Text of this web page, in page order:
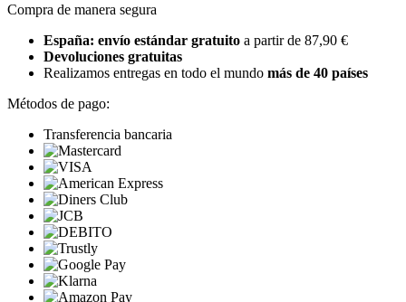
Compra de manera segura
España: envío estándar gratuito a partir de 87,90 €
Devoluciones gratuitas
Realizamos entregas en todo el mundo más de 40 países
Métodos de pago:
Transferencia bancaria